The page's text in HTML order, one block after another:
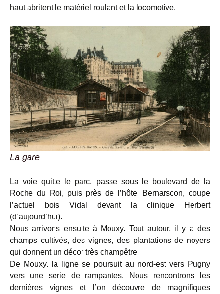
haut abritent le matériel roulant et la locomotive.
La gare
La voie quitte le parc, passe sous le boulevard de la
Roche du Roi, puis près de l’hôtel Bernarscon, coupe
l’actuel bois Vidal devant la clinique Herbert
(d’aujourd’hui).
Nous arrivons ensuite à Mouxy. Tout autour, il y a des
champs cultivés, des vignes, des plantations de noyers
qui donnent un décor très champêtre.
De Mouxy, la ligne se poursuit au nord-est vers Pugny
vers une série de rampantes. Nous rencontrons les
dernières vignes et l’on découvre de magnifiques